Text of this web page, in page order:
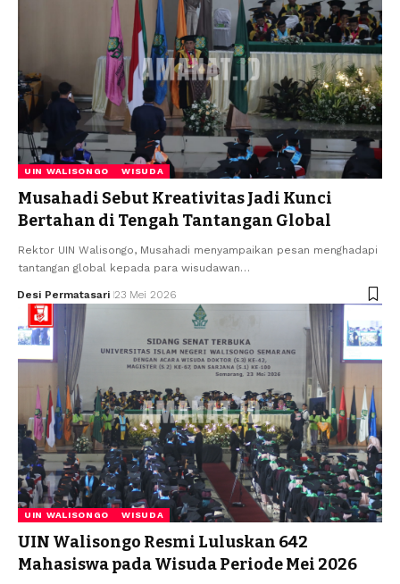
UIN WALISONGO WISUDA
Musahadi Sebut Kreativitas Jadi Kunci
Bertahan di Tengah Tantangan Global
Rektor UIN Walisongo, Musahadi menyampaikan pesan menghadapi
tantangan global kepada para wisudawan…
Desi Permatasari 23 Mei 2026
UIN WALISONGO WISUDA
UIN Walisongo Resmi Luluskan 642
Mahasiswa pada Wisuda Periode Mei 2026